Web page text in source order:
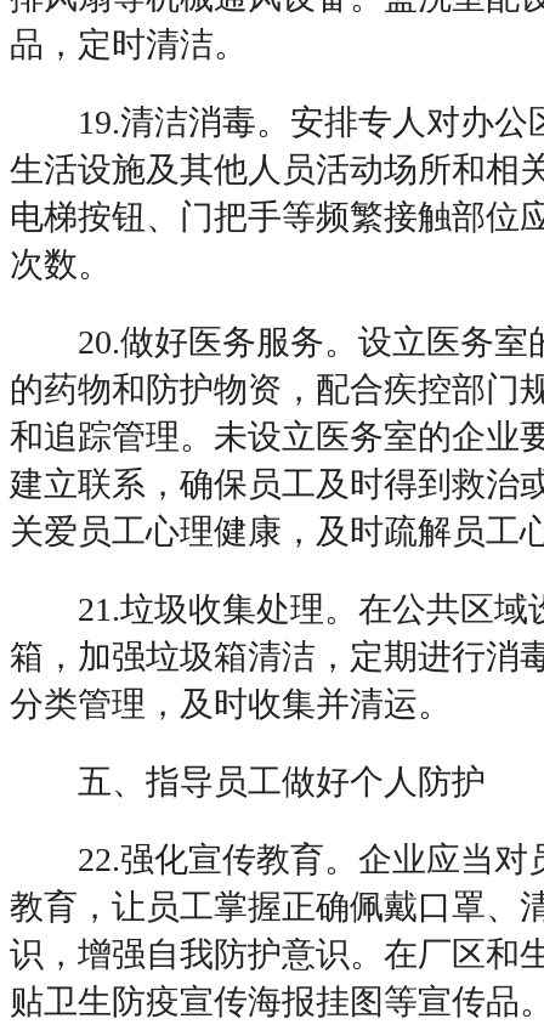
品，定时清洁。
19.清洁消毒。安排专人对办公
生活设施及其他人员活动场所和相
电梯按钮、门把手等频繁接触部位
次数。
20.做好医务服务。设立医务室
的药物和防护物资，配合疾控部门
和追踪管理。未设立医务室的企业
建立联系，确保员工及时得到救治
关爱员工心理健康，及时疏解员工
21.垃圾收集处理。在公共区域
箱，加强垃圾箱清洁，定期进行消
分类管理，及时收集并清运。
五、指导员工做好个人防护
22.强化宣传教育。企业应当对
教育，让员工掌握正确佩戴口罩、
识，增强自我防护意识。在厂区和
贴卫生防疫宣传海报挂图等宣传品